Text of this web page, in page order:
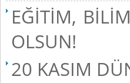
EĞİTİM,
OLSUN!
20 KASIM